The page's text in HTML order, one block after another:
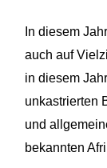
In diesem
auch auf
in diesem
unkastrierten
und
bekannten